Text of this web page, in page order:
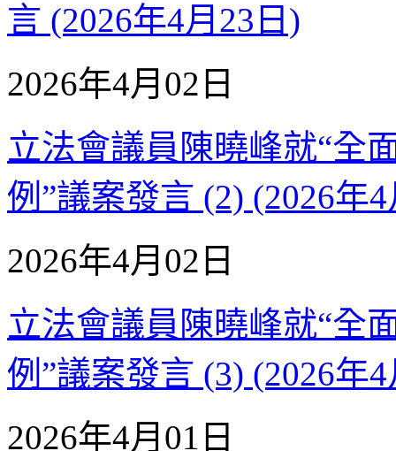
言 (2026年4月23日)
2026年4月02日
立法會議員陳曉峰就“全
例”議案發言 (2) (2026年
2026年4月02日
立法會議員陳曉峰就“全
例”議案發言 (3) (2026年
2026年4月01日